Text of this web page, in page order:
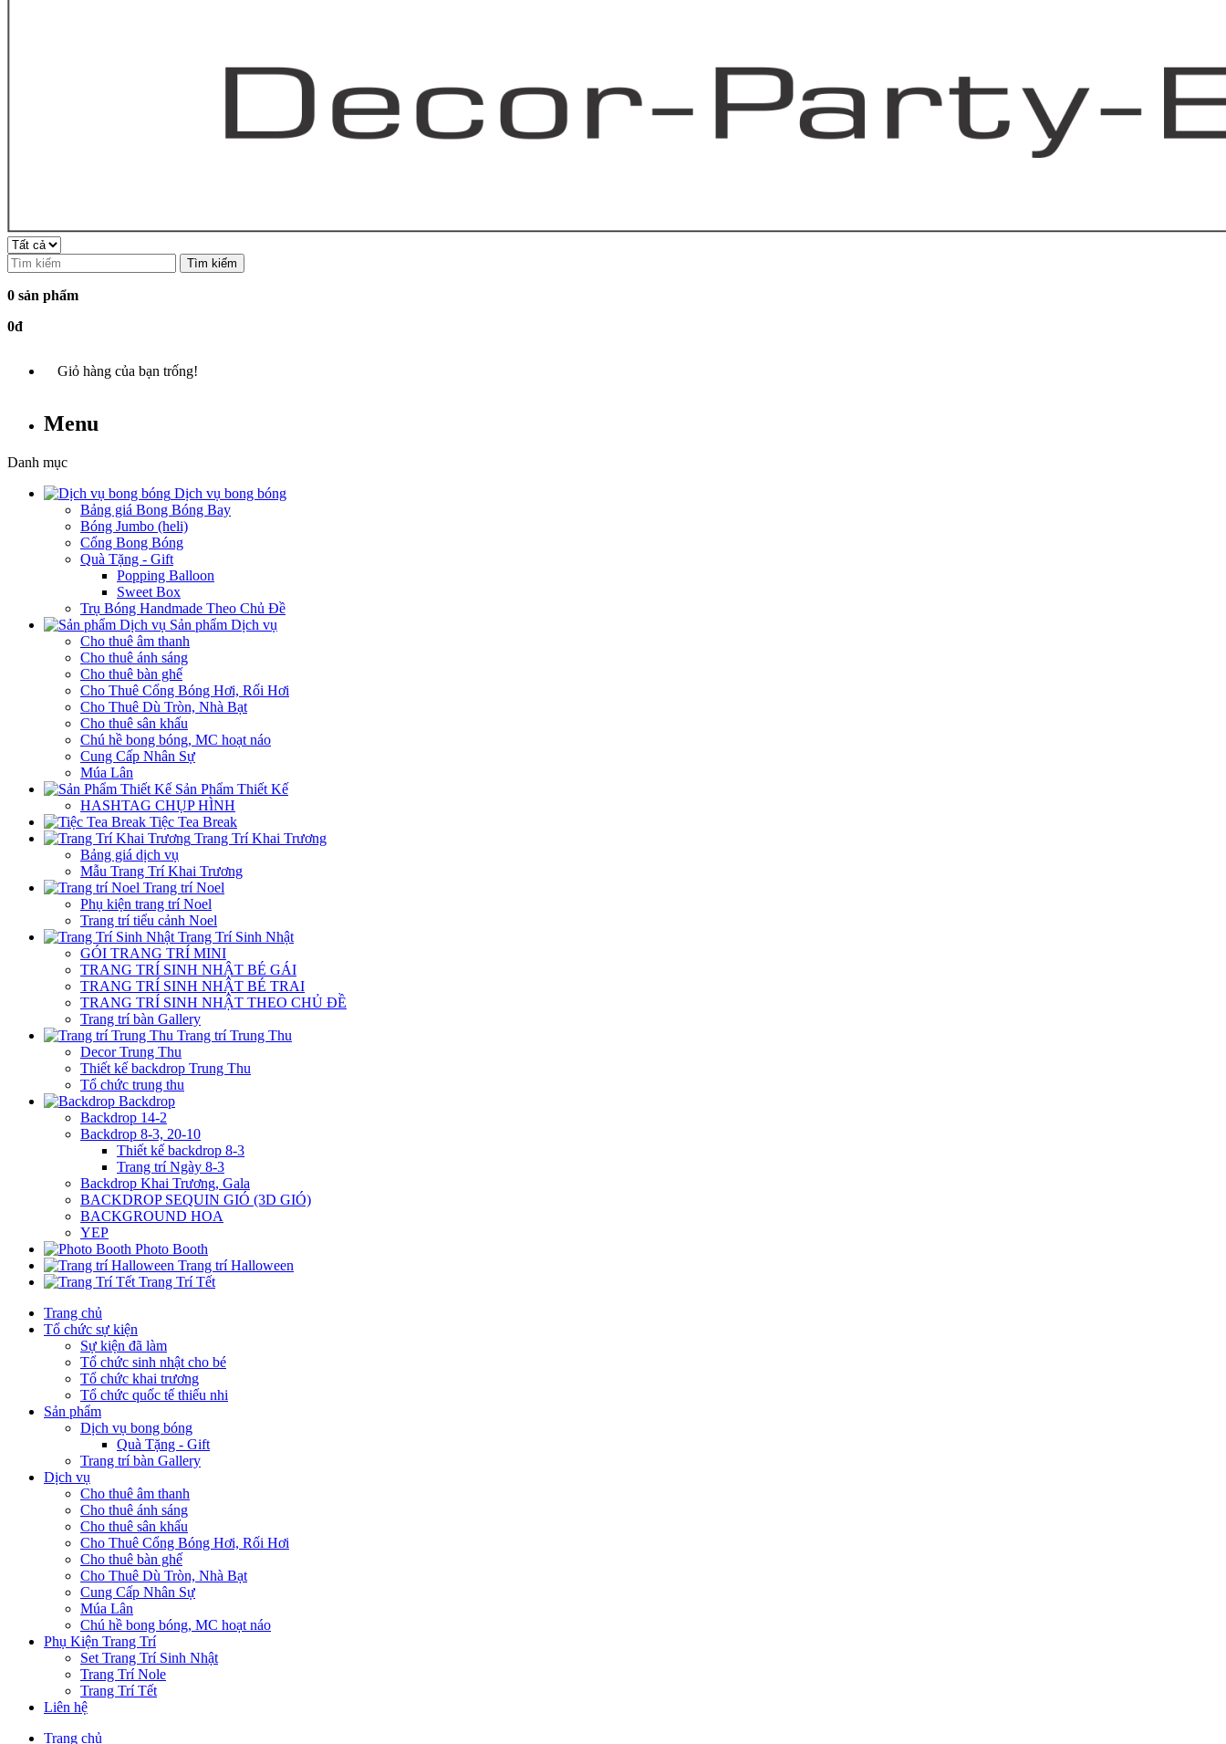
Tìm kiếm
0 sản phẩm
0đ
Giỏ hàng của bạn trống!
Menu
Danh mục
Dịch vụ bong bóng
Bảng giá Bong Bóng Bay
Bóng Jumbo (heli)
Cổng Bong Bóng
Quà Tặng - Gift
Popping Balloon
Sweet Box
Trụ Bóng Handmade Theo Chủ Đề
Sản phẩm Dịch vụ
Cho thuê âm thanh
Cho thuê ánh sáng
Cho thuê bàn ghế
Cho Thuê Cổng Bóng Hơi, Rối Hơi
Cho Thuê Dù Tròn, Nhà Bạt
Cho thuê sân khấu
Chú hề bong bóng, MC hoạt náo
Cung Cấp Nhân Sự
Múa Lân
Sản Phẩm Thiết Kế
HASHTAG CHỤP HÌNH
Tiệc Tea Break
Trang Trí Khai Trương
Bảng giá dịch vụ
Mẫu Trang Trí Khai Trương
Trang trí Noel
Phụ kiện trang trí Noel
Trang trí tiểu cảnh Noel
Trang Trí Sinh Nhật
GÓI TRANG TRÍ MINI
TRANG TRÍ SINH NHẬT BÉ GÁI
TRANG TRÍ SINH NHẬT BÉ TRAI
TRANG TRÍ SINH NHẬT THEO CHỦ ĐỀ
Trang trí bàn Gallery
Trang trí Trung Thu
Decor Trung Thu
Thiết kế backdrop Trung Thu
Tổ chức trung thu
Backdrop
Backdrop 14-2
Backdrop 8-3, 20-10
Thiết kế backdrop 8-3
Trang trí Ngày 8-3
Backdrop Khai Trương, Gala
BACKDROP SEQUIN GIÓ (3D GIÓ)
BACKGROUND HOA
YEP
Photo Booth
Trang trí Halloween
Trang Trí Tết
Trang chủ
Tổ chức sự kiện
Sự kiện đã làm
Tổ chức sinh nhật cho bé
Tổ chức khai trương
Tổ chức quốc tế thiếu nhi
Sản phẩm
Dịch vụ bong bóng
Quà Tặng - Gift
Trang trí bàn Gallery
Dịch vụ
Cho thuê âm thanh
Cho thuê ánh sáng
Cho thuê sân khấu
Cho Thuê Cổng Bóng Hơi, Rối Hơi
Cho thuê bàn ghế
Cho Thuê Dù Tròn, Nhà Bạt
Cung Cấp Nhân Sự
Múa Lân
Chú hề bong bóng, MC hoạt náo
Phụ Kiện Trang Trí
Set Trang Trí Sinh Nhật
Trang Trí Nole
Trang Trí Tết
Liên hệ
Trang chủ